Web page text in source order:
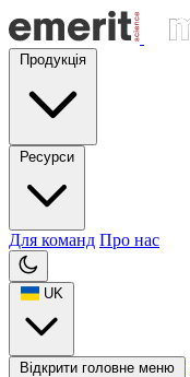
Продукція
Ресурси
Для команд Про нас
UK
Відкрити головне меню